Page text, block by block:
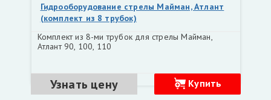
Гидрооборудование стрелы Майман, Атлант
(комплект из 8 трубок)
Комплект из 8-ми трубок для стрелы Майман,
Атлант 90, 100, 110
Узнать цену Купить